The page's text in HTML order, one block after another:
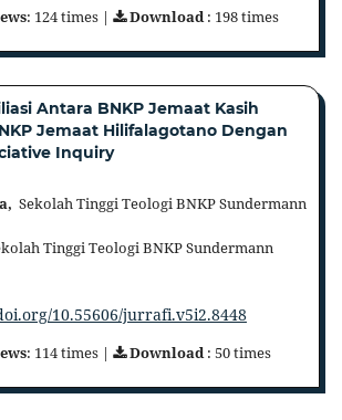
: 124 times | Download: 198 times
Antara BNKP Jemaat Kasih
Jemaat Hilifalagotano Dengan
Inquiry
Sekolah Tinggi Teologi BNKP Sundermann
Tinggi Teologi BNKP Sundermann
10.55606/jurrafi.v5i2.8448
: 114 times | Download: 50 times